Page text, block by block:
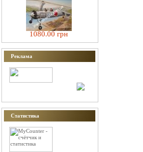
1080.00 грн
Реклама
Статистика